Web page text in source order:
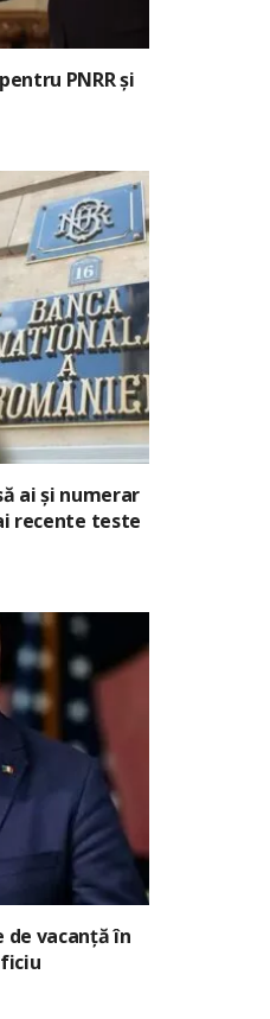
PNRR și
ai și numerar
recente teste
de vacanță în